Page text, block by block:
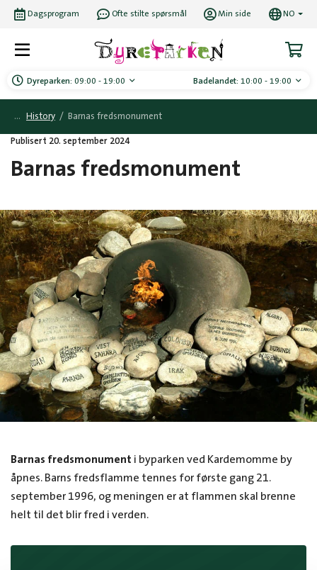
Dyreparken: 09:00 - 19:00 Badelandet: 10:00 - 19:00
Dagsprogram Ofte stilte spørsmål Min side NO
History / Barnas fredsmonument
Publisert 20. september 2024
Barnas fredsmonument
Barnas fredsmonument i byparken ved Kardemomme by
åpnes. Barns fredsflamme tennes for første gang 21.
september 1996, og meningen er at flammen skal brenne
helt til det blir fred i verden.